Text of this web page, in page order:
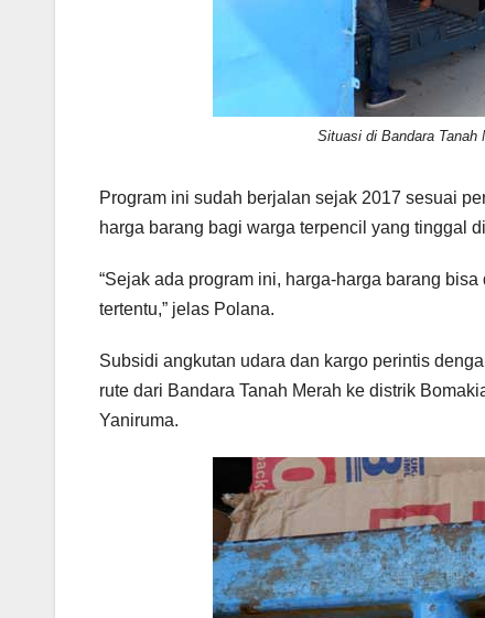
Situasi di Bandara Tanah
Program ini sudah berjalan sejak 2017 sesuai
harga barang bagi warga terpencil yang tinggal
“Sejak ada program ini, harga-harga barang
tertentu,” jelas Polana.
Subsidi angkutan udara dan kargo perintis
rute dari Bandara Tanah Merah ke distrik
Yaniruma.